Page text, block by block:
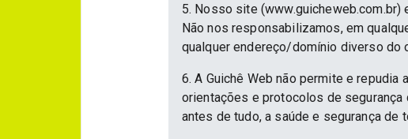
5. Nosso site (www.guicheweb.com.br)
Não nos responsabilizamos, em
qualquer endereço/domínio diverso do
6. A Guichê Web não permite e
orientações e protocolos de
antes de tudo, a saúde e segurança de